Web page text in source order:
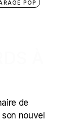
POP
de
nouvel